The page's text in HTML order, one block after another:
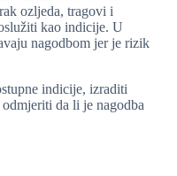
ozljeda, tragovi i
kao indicije. U
nagodbom jer je rizik
indicije, izraditi
da li je nagodba